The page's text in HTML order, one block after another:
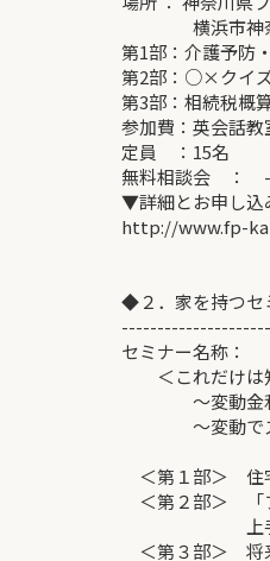
横浜市神奈川
第1部：介護
第2部：○×クイ
第3部：相続税概
参加費：英会話
定員 ：15名
無料相談会 ： -
▼詳細とお申し込
http://www.fp-
◆２．家を持つセ
セミナー名称：
＜これだけは
～変動金利
～変動でスタ
＜第１部＞ 住
＜第２部＞ 「
上手な
＜第３部＞ 将